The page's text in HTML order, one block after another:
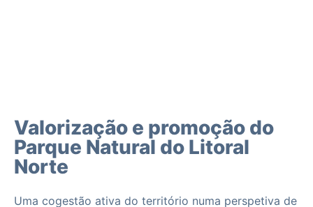
Valorização e promoção do
Parque Natural do Litoral
Norte
Uma cogestão ativa do território numa perspetiva de